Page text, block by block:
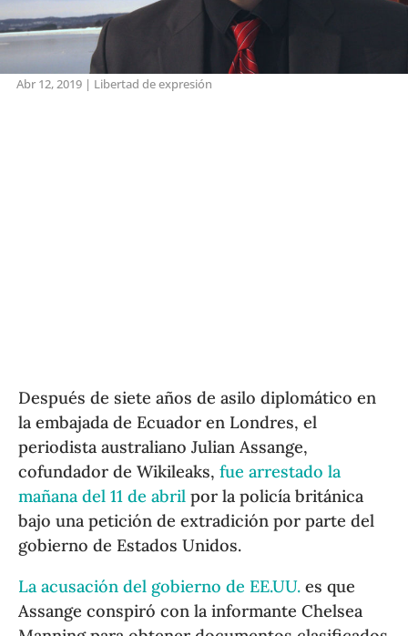
Abr 12, 2019| Libertad de expresión
Después de siete años de asilo diplomático en
la embajada de Ecuador en Londres, el
periodista australiano Julian Assange,
cofundador de Wikileaks,fue arrestado la
mañana del 11 de abril por la policía británica
bajo una petición de extradición por parte del
gobierno de Estados Unidos.
La acusación del gobierno de EE.UU. es que
Assange conspiró con la informante Chelsea